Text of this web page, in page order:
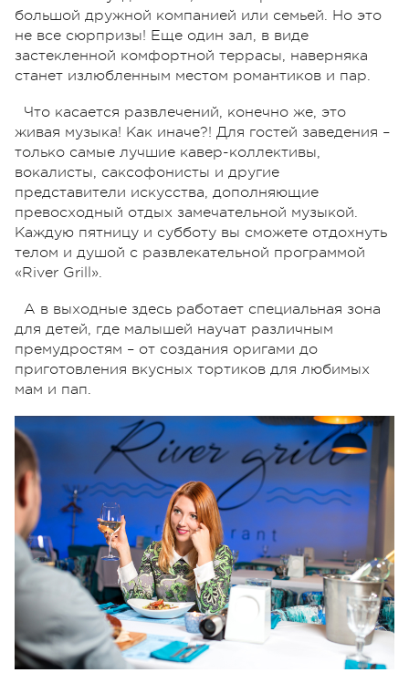
большой дружной компанией или семьей. Но это
не все сюрпризы! Еще один зал, в виде
застекленной комфортной террасы, наверняка
станет излюбленным местом романтиков и пар.
Что касается развлечений, конечно же, это
живая музыка! Как иначе?! Для гостей заведения –
только самые лучшие кавер-коллективы,
вокалисты, саксофонисты и другие
представители искусства, дополняющие
превосходный отдых замечательной музыкой.
Каждую пятницу и субботу вы сможете отдохнуть
телом и душой с развлекательной программой
«River Grill».
А в выходные здесь работает специальная зона
для детей, где малышей научат различным
премудростям – от создания оригами до
приготовления вкусных тортиков для любимых
мам и пап.